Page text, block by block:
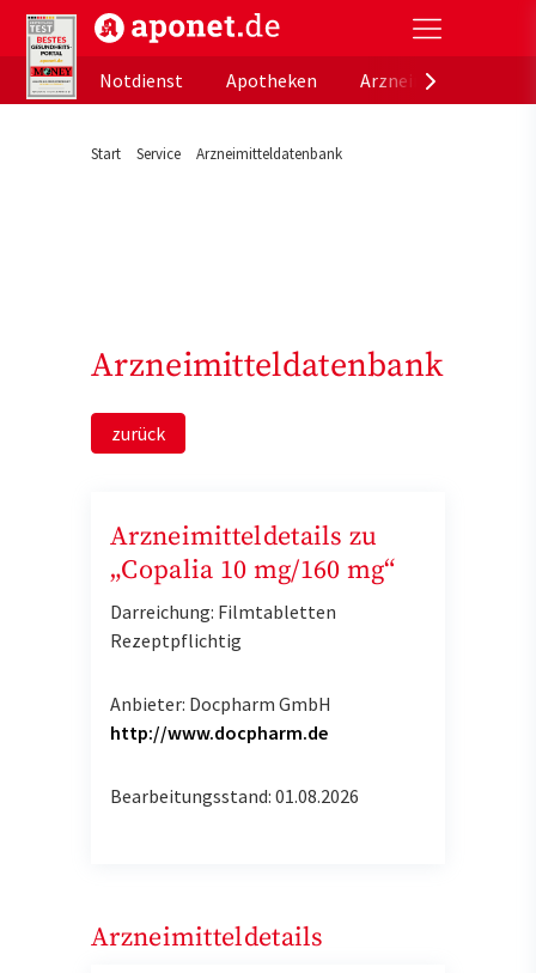
aponet.de - Das offizielle Gesundheitsportal der
Notdienst
Apotheken
Start Service Arzneimitteldatenbank
Arzneimitteldatenbank
zurück
Arzneimitteldetails zu
„Copalia 10 mg/160 mg“
Darreichung: Filmtabletten
Rezeptpflichtig
Anbieter: Docpharm GmbH
http://www.docpharm.de
Bearbeitungsstand: 01.08.2026
Arzneimitteldetails